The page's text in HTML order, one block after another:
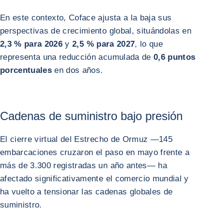
En este contexto, Coface ajusta a la baja sus
perspectivas de crecimiento global, situándolas en
2,3 % para 2026 y2,5 % para 2027, lo que
representa una reducción acumulada de 0,6 puntos
porcentuales en dos años.
Cadenas de suministro bajo presión
El cierre virtual del Estrecho de Ormuz —145
embarcaciones cruzaron el paso en mayo frente a
más de 3.300 registradas un año antes— ha
afectado significativamente el comercio mundial y
ha vuelto a tensionar las cadenas globales de
suministro.